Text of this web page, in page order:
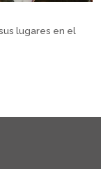
lugares en el